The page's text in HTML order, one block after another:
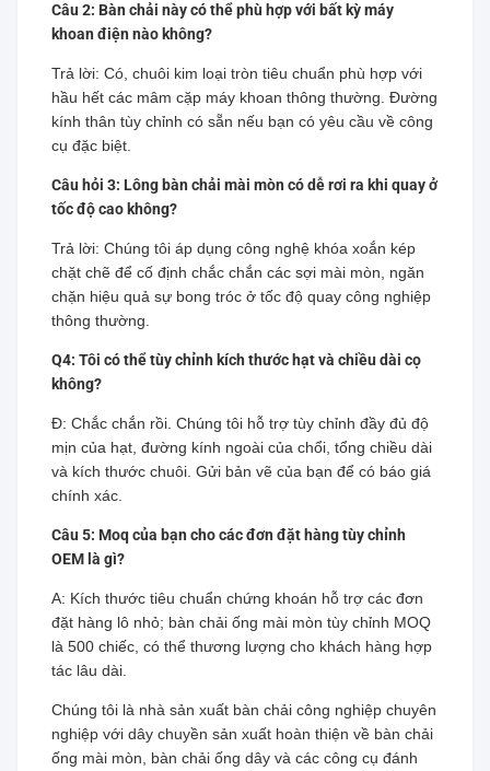
Câu 2: Bàn chải này có thể phù hợp với bất kỳ máy
khoan điện nào không?
Trả lời: Có, chuôi kim loại tròn tiêu chuẩn phù hợp với
hầu hết các mâm cặp máy khoan thông thường. Đường
kính thân tùy chỉnh có sẵn nếu bạn có yêu cầu về công
cụ đặc biệt.
Câu hỏi 3: Lông bàn chải mài mòn có dễ rơi ra khi quay ở
tốc độ cao không?
Trả lời: Chúng tôi áp dụng công nghệ khóa xoắn kép
chặt chẽ để cố định chắc chắn các sợi mài mòn, ngăn
chặn hiệu quả sự bong tróc ở tốc độ quay công nghiệp
thông thường.
Q4: Tôi có thể tùy chỉnh kích thước hạt và chiều dài cọ
không?
Đ: Chắc chắn rồi. Chúng tôi hỗ trợ tùy chỉnh đầy đủ độ
mịn của hạt, đường kính ngoài của chổi, tổng chiều dài
và kích thước chuôi. Gửi bản vẽ của bạn để có báo giá
chính xác.
Câu 5: Moq của bạn cho các đơn đặt hàng tùy chỉnh
OEM là gì?
A: Kích thước tiêu chuẩn chứng khoán hỗ trợ các đơn
đặt hàng lô nhỏ; bàn chải ống mài mòn tùy chỉnh MOQ
là 500 chiếc, có thể thương lượng cho khách hàng hợp
tác lâu dài.
Chúng tôi là nhà sản xuất bàn chải công nghiệp chuyên
nghiệp với dây chuyền sản xuất hoàn thiện về bàn chải
ống mài mòn, bàn chải ống dây và các công cụ đánh